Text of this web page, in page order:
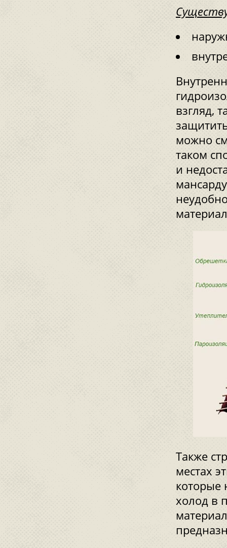
взгляд,
можно
таком
и
Также
местах
которые
холод в